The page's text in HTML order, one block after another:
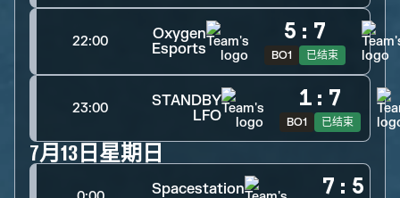
22:00
Oxygen
Esports
5 : 7
BO1 已结束
23:00
STANDBY
LFO
1 : 7
BO1 已结束
7月13日星期日
Spacestation
7 : 5